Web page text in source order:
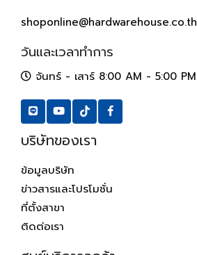
shoponline@hardwarehouse.co.th
วันและเวลาทำการ
จันทร์ - เสาร์ 8:00 AM - 5:00 PM
บริษัทของเรา
ข้อมูลบริษัท
ข่าวสารและโปรโมชั่น
ที่ตั้งสาขา
ติดต่อเรา